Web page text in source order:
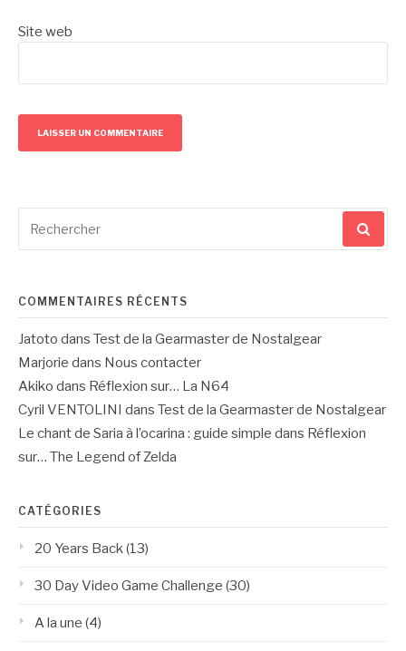
Site web
pour
COMMENTAIRES RÉCENTS
Jatoto dans Test de la Gearmaster de Nostalgear
Marjorie dans Nous contacter
Akiko dans Réflexion sur… La N64
Cyril VENTOLINI
dans Test de la Gearmaster de Nostalgear
Le chant de Saria à l’ocarina : guide simple dans Réflexion
sur… The Legend of Zelda
CATÉGORIES
20 Years Back(13)
30 Day Video Game Challenge (30)
A la une (4)